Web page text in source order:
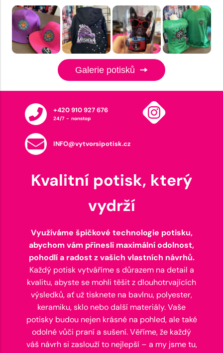
Galerie potisků
+420 910 927 676
24/7 - nonstop
INFO@vytvorsipotisk.cz
Kvalitní potisk, který
vydrží
Využíváme špičkové technologie potisku,
abychom vám přinesli maximální odolnost,
pohodlí a radost z vašich vlastních návrhů.
Každý potisk vytváříme s důrazem na detail a
kvalitu, abyste se mohli těšit z dlouhotrvajících
výsledků, ať už tisknete na bavlnu, polyester,
keramiku, sklo nebo další materiály. Vaše
potisky budou nejen krásné na pohled, ale také
odolné vůči praní a sušení. Věříme, že každý
váš návrh si zaslouží to nejlepší – a my jsme tu,